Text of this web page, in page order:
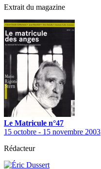
Extrait du magazine
Le Matricule n°47
15 octobre - 15 novembre 2003
Rédacteur